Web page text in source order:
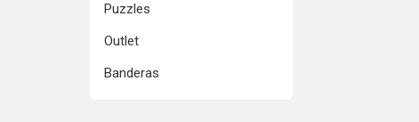
Puzzles
Outlet
Banderas